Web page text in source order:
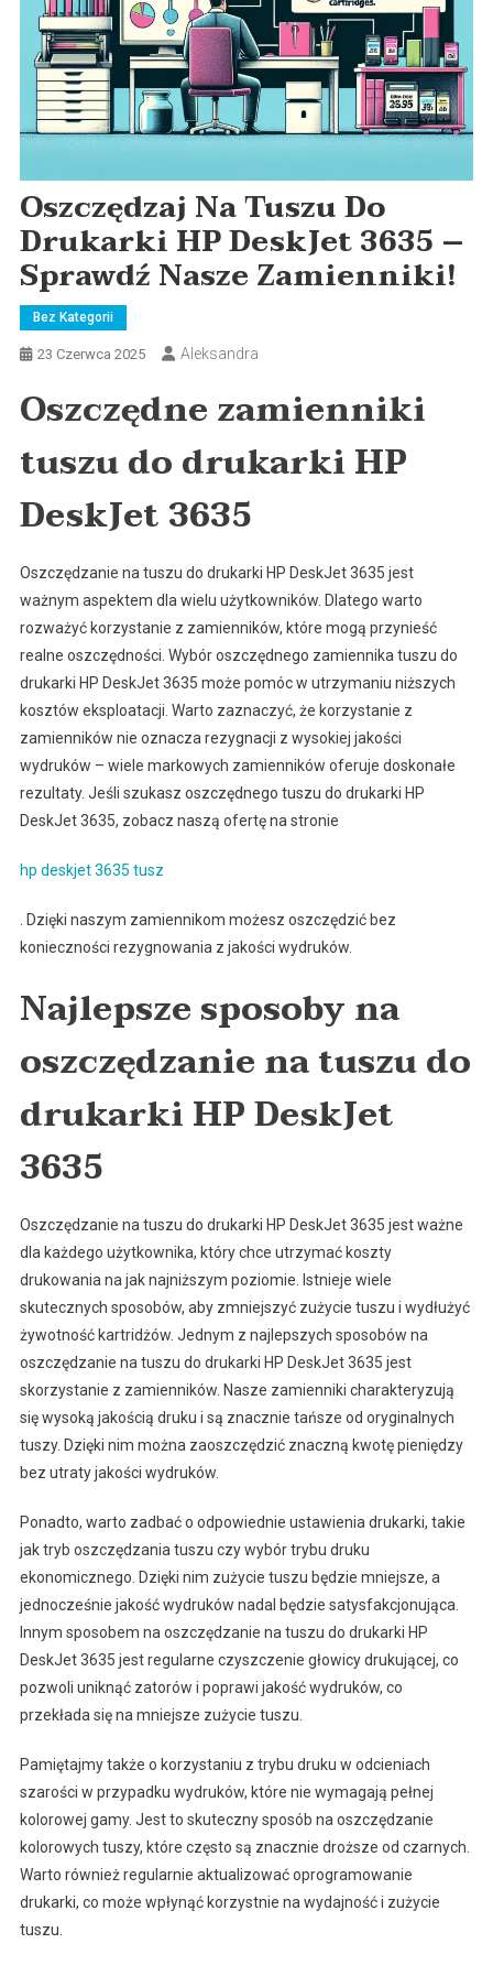
Oszczędzaj Na Tuszu Do
Drukarki HP DeskJet 3635 –
Sprawdź Nasze Zamienniki!
Bez Kategorii
23 Czerwca 2025 Aleksandra
Oszczędne zamienniki
tuszu do drukarki HP
DeskJet 3635
Oszczędzanie na tuszu do drukarki HP DeskJet 3635 jest
ważnym aspektem dla wielu użytkowników. Dlatego warto
rozważyć korzystanie z zamienników, które mogą przynieść
realne oszczędności. Wybór oszczędnego zamiennika tuszu do
drukarki HP DeskJet 3635 może pomóc w utrzymaniu niższych
kosztów eksploatacji. Warto zaznaczyć, że korzystanie z
zamienników nie oznacza rezygnacji z wysokiej jakości
wydruków – wiele markowych zamienników oferuje doskonałe
rezultaty. Jeśli szukasz oszczędnego tuszu do drukarki HP
DeskJet 3635, zobacz naszą ofertę na stronie
hp deskjet 3635 tusz
. Dzięki naszym zamiennikom możesz oszczędzić bez
konieczności rezygnowania z jakości wydruków.
Najlepsze sposoby na
oszczędzanie na tuszu do
drukarki HP DeskJet
3635
Oszczędzanie na tuszu do drukarki HP DeskJet 3635 jest ważne
dla każdego użytkownika, który chce utrzymać koszty
drukowania na jak najniższym poziomie. Istnieje wiele
skutecznych sposobów, aby zmniejszyć zużycie tuszu i wydłużyć
żywotność kartridżów. Jednym z najlepszych sposobów na
oszczędzanie na tuszu do drukarki HP DeskJet 3635 jest
skorzystanie z zamienników. Nasze zamienniki charakteryzują
się wysoką jakością druku i są znacznie tańsze od oryginalnych
tuszy. Dzięki nim można zaoszczędzić znaczną kwotę pieniędzy
bez utraty jakości wydruków.
Ponadto, warto zadbać o odpowiednie ustawienia drukarki, takie
jak tryb oszczędzania tuszu czy wybór trybu druku
ekonomicznego. Dzięki nim zużycie tuszu będzie mniejsze, a
jednocześnie jakość wydruków nadal będzie satysfakcjonująca.
Innym sposobem na oszczędzanie na tuszu do drukarki HP
DeskJet 3635 jest regularne czyszczenie głowicy drukującej, co
pozwoli uniknąć zatorów i poprawi jakość wydruków, co
przekłada się na mniejsze zużycie tuszu.
Pamiętajmy także o korzystaniu z trybu druku w odcieniach
szarości w przypadku wydruków, które nie wymagają pełnej
kolorowej gamy. Jest to skuteczny sposób na oszczędzanie
kolorowych tuszy, które często są znacznie droższe od czarnych.
Warto również regularnie aktualizować oprogramowanie
drukarki, co może wpłynąć korzystnie na wydajność i zużycie
tuszu.